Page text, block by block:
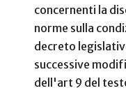
concernenti la
norme sulla
decreto
successive
dell'art 9 del